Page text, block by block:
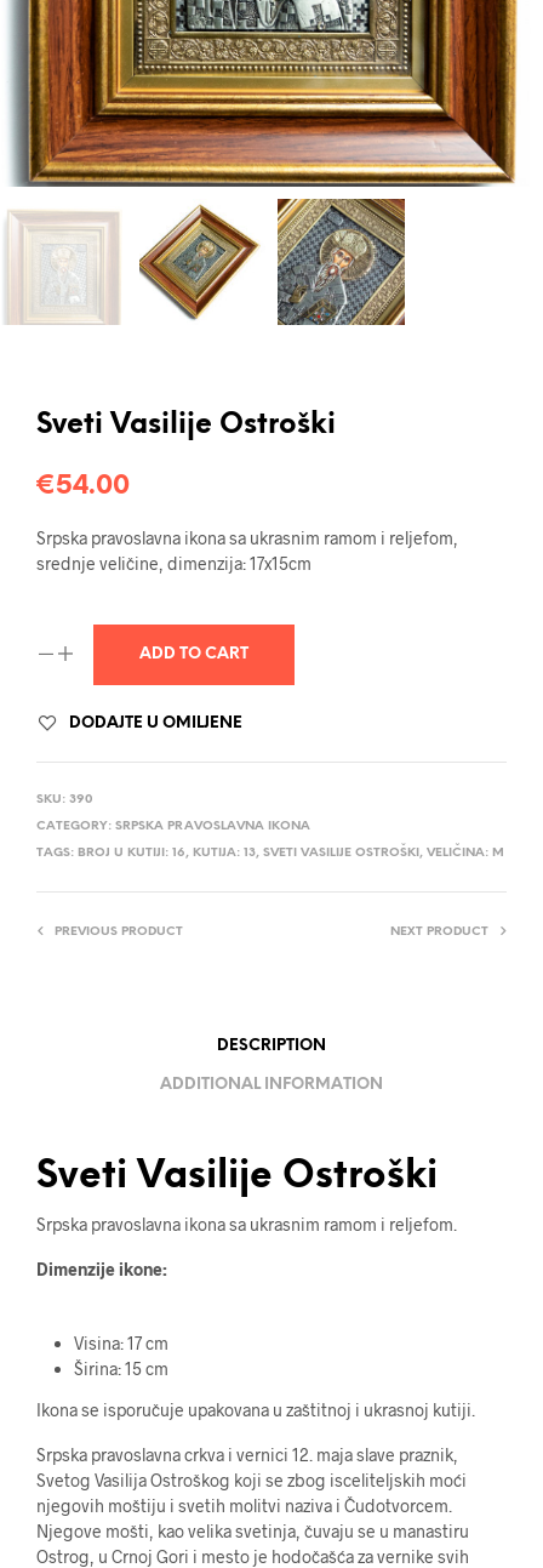
Sveti Vasilije Ostroški
€54.00
Srpska pravoslavna ikona sa ukrasnim ramom i reljefom,
srednje veličine, dimenzija: 17x15cm
ADD TO CART
DODAJTE U OMILJENE
SKU: 390
CATEGORY: SRPSKA PRAVOSLAVNA IKONA
TAGS: BROJ U KUTIJI: 16, KUTIJA: 13, SVETI VASILIJE OSTROŠKI, VELIČINA: M
PREVIOUS PRODUCT NEXT PRODUCT
DESCRIPTION
ADDITIONAL INFORMATION
Sveti Vasilije Ostroški
Srpska pravoslavna ikona sa ukrasnim ramom i reljefom.
Dimenzije ikone:
Visina: 17 cm
Širina: 15 cm
Ikona se isporučuje upakovana u zaštitnoj i ukrasnoj kutiji.
Srpska pravoslavna crkva i vernici 12. maja slave praznik,
Svetog Vasilija Ostroškog koji se zbog isceliteljskih moći
njegovih moštiju i svetih molitvi naziva i Čudotvorcem.
Njegove mošti, kao velika svetinja, čuvaju se u manastiru
Ostrog, u Crnoj Gori i mesto je hodočašća za vernike svih